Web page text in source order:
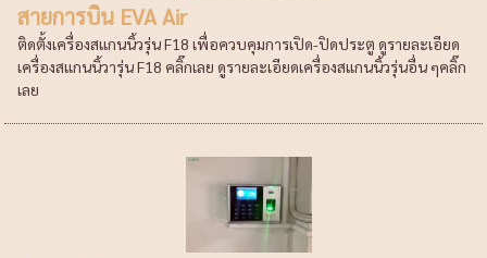
สายการบิน EVA Air
ติดตั้งเครื่องสแกนนิ้วรุ่น F18 เพื่อควบคุมการเปิด-ปิดประตู ดูรายละเอียด
เครื่องสแกนนิ้วารุ่น F18 คลิ๊กเลย ดูรายละเอียดเครื่องสแกนนิ้วรุ่นอื่น ๆคลิ๊ก
เลย